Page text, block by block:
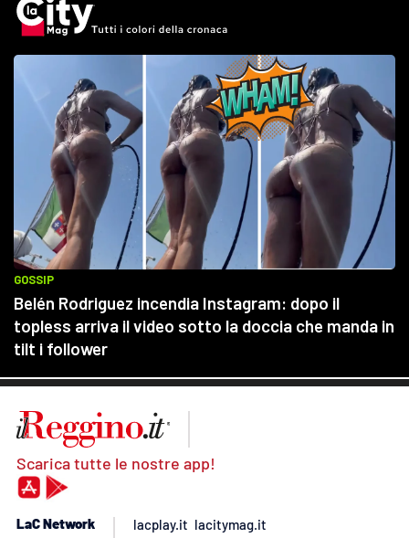
Scarica tutte le nostre app!
LaC Network
lacplay.it lacitymag.it